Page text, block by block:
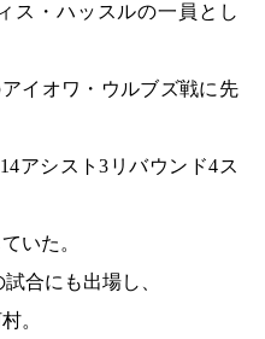
ス・ハッスルの一員とし
イオワ・ウルブズ戦に先
アシスト3リバウンド4ス
いた。
合にも出場し、
。